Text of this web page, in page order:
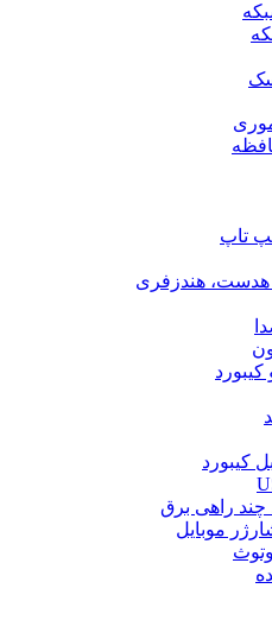
تاپ
هدست، هندزفری
کیبورد
راهی برق
موبایل